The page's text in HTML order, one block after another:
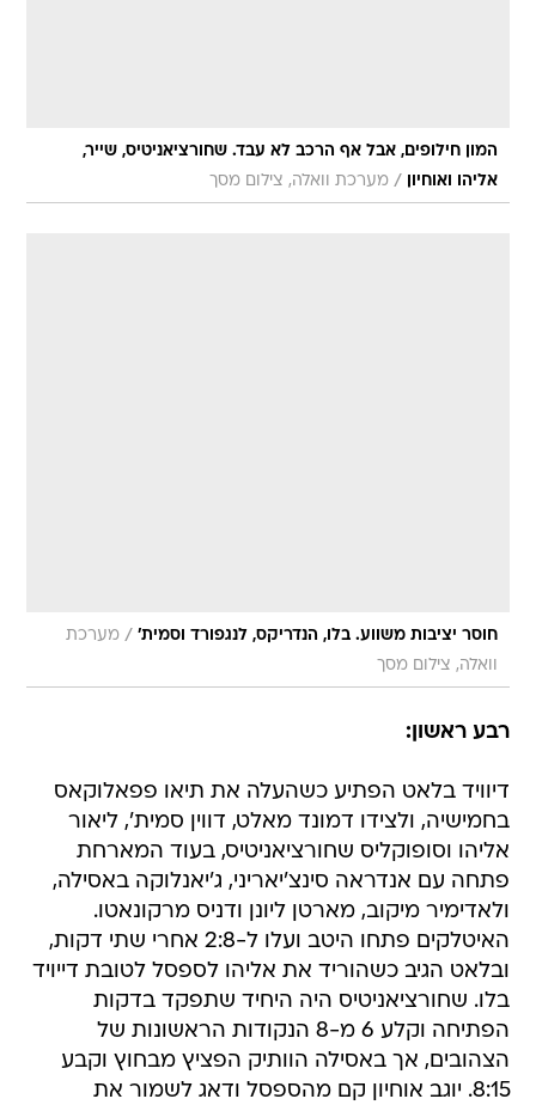
המון חילופים, אבל אף הרכב לא עבד. שחורציאניטיס, שייר,
אליהו ואוחיון
/ מערכת וואלה, צילום מסך
חוסר יציבות משווע. בלו, הנדריקס, לנגפורד וסמית' / מערכת
וואלה, צילום מסך
רבע ראשון:
דיוויד בלאט הפתיע כשהעלה את תיאו פפאלוקאס
בחמישיה, ולצידו דמונד מאלט, דווין סמית', ליאור
אליהו וסופוקליס שחורציאניטיס, בעוד המארחת
פתחה עם אנדראה סינצ'יאריני, ג'יאנלוקה באסילה,
ולאדימיר מיקוב, מארטן ליונן ודניס מרקונאטו.
האיטלקים פתחו היטב ועלו ל-2:8 אחרי שתי דקות,
ובלאט הגיב כשהוריד את אליהו לספסל לטובת דייויד
בלו. שחורציאניטיס היה היחיד שתפקד בדקות
הפתיחה וקלע 6 מ-8 הנקודות הראשונות של
הצהובים, אך באסילה הוותיק הפציץ מבחוץ וקבע
8:15. יוגב אוחיון קם מהספסל ודאג לשמור את